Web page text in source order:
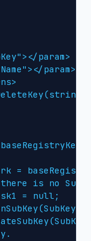
param>
param>
=
is no
= null;